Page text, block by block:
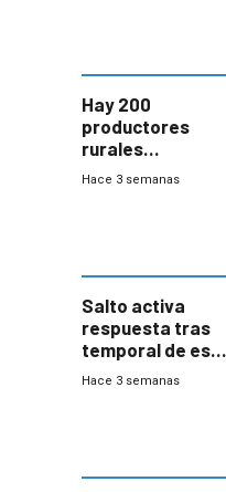
Hay 200
productores
rurales
afectados tras
Hace 3 semanas
Salto activa
respuesta tras
temporal de este
sábado con
Hace 3 semanas